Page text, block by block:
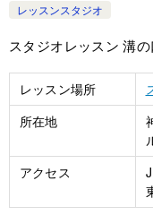
レッスンスタジオ
スタジオレッスン 溝
レッスン場所
所在地
アクセス